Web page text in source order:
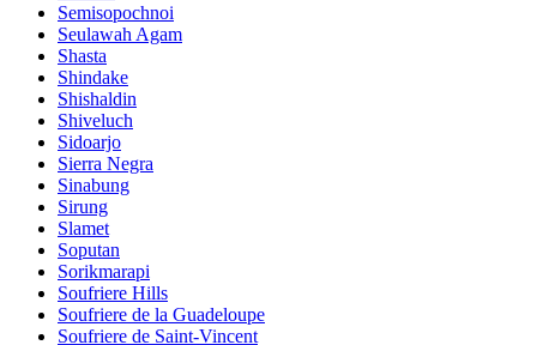
Semisopochnoi
Seulawah Agam
Shasta
Shindake
Shishaldin
Shiveluch
Sidoarjo
Sierra Negra
Sinabung
Sirung
Slamet
Soputan
Sorikmarapi
Soufriere Hills
Soufriere de la Guadeloupe
Soufriere de Saint-Vincent